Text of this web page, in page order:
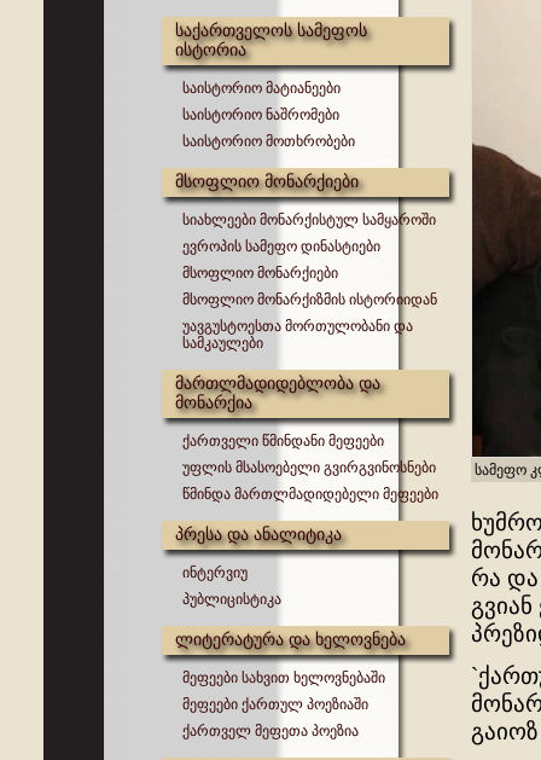
საქართველოს სამეფოს
ისტორია
საისტორიო მატიანეები
საისტორიო ნაშრომები
საისტორიო მოთხრობები
მსოფლიო მონარქიები
სიახლეები მონარქისტულ სამყაროში
ევროპის სამეფო დინასტიები
მსოფლიო მონარქიები
მსოფლიო მონარქიზმის ისტორიიდან
უავგუსტოესთა მორთულობანი და
სამკაულები
მართლმადიდებლობა და
მონარქია
ქართველი წმინდანი მეფეები
უფლის მსასოებელი გვირგვინოსნები
წმინდა მართლმადიდებელი მეფეები
პრესა და ანალიტიკა
ინტერვიუ
პუბლიცისტიკა
ლიტერატურა და ხელოვნება
მეფეები სახვით ხელოვნებაში
მეფეები ქართულ პოეზიაში
ქართველ მეფეთა პოეზია
სამეფო
რა და